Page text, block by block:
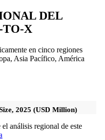
DEL
TO-X
en cinco regiones
Asia Pacífico, América
2025 (USD Million)
análisis regional de este